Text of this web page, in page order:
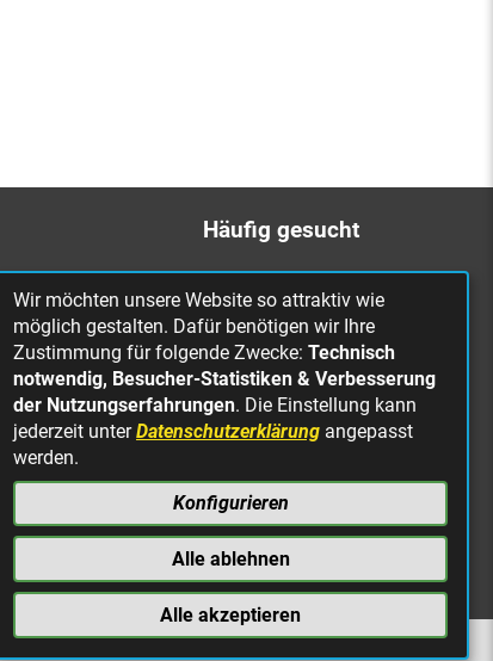
Häufig gesucht
Bürgerbüro
Online Rathaus
Was erledige ich wo?
Stellenangebote
Mängelmeldung
defekt
Wir möchten unsere Website so attraktiv wie
möglich gestalten. Dafür benötigen wir Ihre
Zustimmung für folgende Zwecke: Technisch
notwendig, Besucher-Statistiken & Verbesserung
der Nutzungserfahrungen. Die Einstellung kann
jederzeit unterDatenschutzerklärung angepasst
werden.
Konfigurieren
Alle ablehnen
Alle akzeptieren